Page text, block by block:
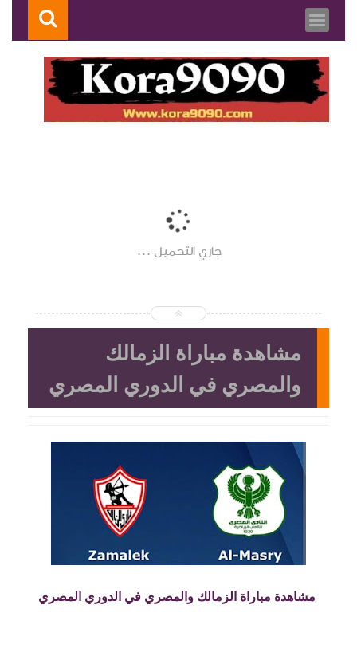
جاري التحميل ...
مشاهدة مباراة الزمالك
والمصري في الدوري المصري
مشاهدة مباراة الزمالك والمصري في الدوري المصري